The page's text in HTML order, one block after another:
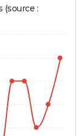
(source :